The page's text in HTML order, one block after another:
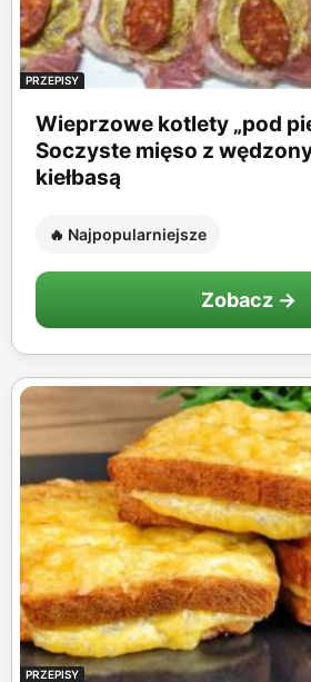
PRZEPISY
Wieprzowe kotlety „pod
Soczyste mięso z
kiełbasą
🔥 Najpopularniejsze
Zobacz →
PRZEPISY